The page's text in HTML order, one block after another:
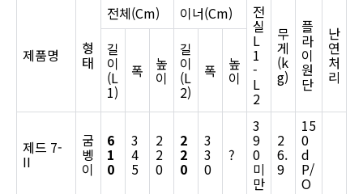
제품명 형
태
전체(Cm) 이너(Cm) 전
실
L
1
-
L
2
무
게
(k
g)
플
라
이
원
단
난
연
처
리
길
이
(L
1)
폭 높
이
길
이
(L
2)
폭 높
이
제드 7-
II
굼
벵
이
6
1
0
3
4
5
2
2
0
2
2
0
3
3
0
?
3
9
0
미
만
2
6.
9
15
0
d
P/
O